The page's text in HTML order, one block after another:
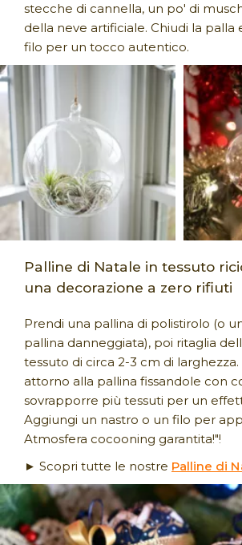
stecche di cannella, un po' di
della neve artificiale. Chiudi la palla
filo per un tocco autentico.
Palline di Natale in tessuto
una decorazione a zero rifiuti
Prendi una pallina di polistirolo (o
pallina danneggiata), poi ritaglia
tessuto di circa 2-3 cm di larghezza.
attorno alla pallina fissandole con
sovrapporre più tessuti per un
Aggiungi un nastro o un filo per
Atmosfera cocooning garantita!"!
► Scopri tutte le nostre Palline di